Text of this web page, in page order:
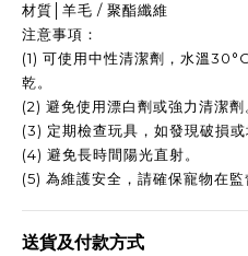
材質│羊毛 / 聚酯纖維
注意事項：
(1) 可使用中性清潔劑，水溫
乾。
(2) 避免使用漂白劑或強力清潔劑
(3) 定期檢查玩具，如發現破損或
(4) 避免長時間陽光直射。
(5) 為維護安全，請確保寵物在監
送貨及付款方式